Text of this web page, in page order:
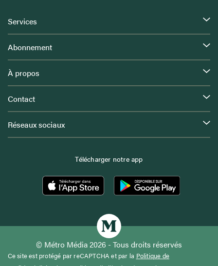
Services
Abonnement
À propos
Contact
Réseaux sociaux
Télécharger notre app
© Métro Média 2026 - Tous droits réservés
Ce site est protégé par reCAPTCHA et par la Politique de